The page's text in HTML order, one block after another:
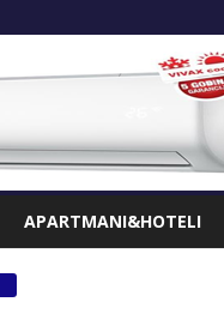
APARTMANI&HOTELI